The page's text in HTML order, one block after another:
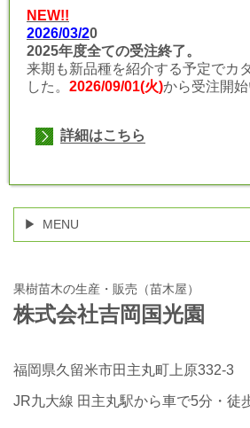
NEW!!
2026/03/20
2025年度全ての受注終了。
来期も新品種を紹介する予定でカ
した。 2026/09/01(火)から受注開始
詳細はこちら
MENU
果樹苗木の生産・販売（苗木屋）
株式会社吉岡国光園
福岡県久留米市田主丸町上原332-3
JR九大線 田主丸駅から車で5分・徒